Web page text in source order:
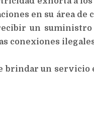
en su área
un
conexiones
brindar un servicio